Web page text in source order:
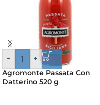
- +
Agromonte Passata Con
Datterino 520 g